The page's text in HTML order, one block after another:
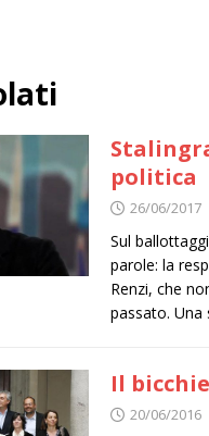
politica
26/06/2017
Sul
parole: la
Renzi, che
passato. Una
Il
20/06/2016